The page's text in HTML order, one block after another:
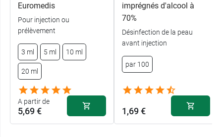
Euromedis
Pour injection ou
prélèvement
3 ml 5 ml 10 ml
20 ml
A partir de
5,69 €
imprégnés d'alcool à
70%
Désinfection de la peau
avant injection
par 100
1,69 €